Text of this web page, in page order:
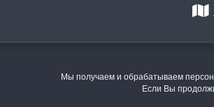
Мы получаем и обрабатываем
Если Вы